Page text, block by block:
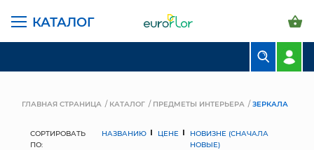
КАТАЛОГ
ГЛАВНАЯ СТРАНИЦА КАТАЛОГ ПРЕДМЕТЫ ИНТЕРЬЕРА ЗЕРКАЛА
СОРТИРОВАТЬ
ПО:
НАЗВАНИЮ ЦЕНЕ
НОВИЗНЕ (СНАЧАЛА
НОВЫЕ)